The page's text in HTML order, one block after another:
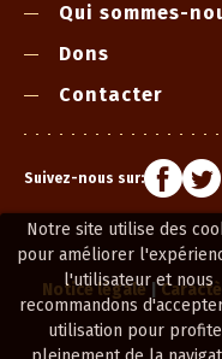
Notre site utilise des
pour améliorer
l'utilisateur et nous
recommandons
utilisation pour
Qui sommes-
Dons
Contacter
Suivez-nous sur:
Notice légale|